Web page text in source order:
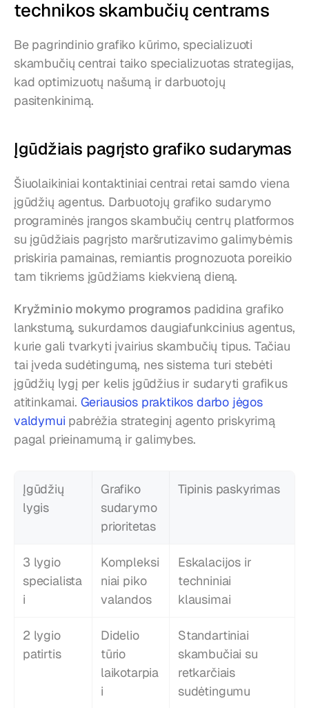
technikos skambučių centrams
Be pagrindinio grafiko kūrimo, specializuoti
skambučių centrai taiko specializuotas strategijas,
kad optimizuotų našumą ir darbuotojų
pasitenkinimą.
Įgūdžiais pagrįsto grafiko sudarymas
Šiuolaikiniai kontaktiniai centrai retai samdo viena
įgūdžių agentus. Darbuotojų grafiko sudarymo
programinės įrangos skambučių centrų platformos
su įgūdžiais pagrįsto maršrutizavimo galimybėmis
priskiria pamainas, remiantis prognozuota poreikio
tam tikriems įgūdžiams kiekvieną dieną.
Kryžminio mokymo programos padidina grafiko
lankstumą, sukurdamos daugiafunkcinius agentus,
kurie gali tvarkyti įvairius skambučių tipus. Tačiau
tai įveda sudėtingumą, nes sistema turi stebėti
įgūdžių lygį per kelis įgūdžius ir sudaryti grafikus
atitinkamai. Geriausios praktikos darbo jėgos
valdymui pabrėžia strateginį agento priskyrimą
pagal prieinamumą ir galimybes.
Įgūdžių
lygis
Grafiko
sudarymo
prioritetas
Tipinis paskyrimas
3 lygio
specialista
i
Kompleksi
niai piko
valandos
Eskalacijos ir
techniniai
klausimai
2 lygio
patirtis
Didelio
tūrio
laikotarpia
i
Standartiniai
skambučiai su
retkarčiais
sudėtingumu